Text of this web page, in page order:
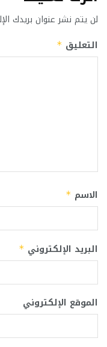
لن يتم نشر عنوان بريدك
التعليق *
الاسم *
البريد الإلكتروني *
الموقع الإلكتروني